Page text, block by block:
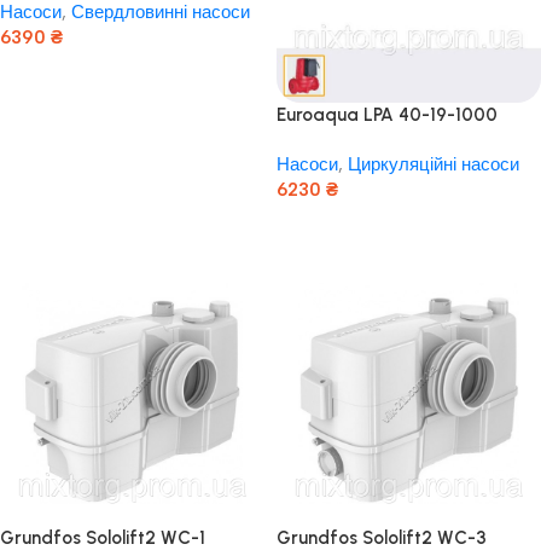
Польща! Мідь!
Насоси, Свердловинні насоси
6390 ₴
Euroaqua LPA 40-19-1000
опалення
Насоси, Циркуляційні насоси
6230 ₴
Grundfos Sololift2 WC-1
Grundfos Sololift2 WC-3